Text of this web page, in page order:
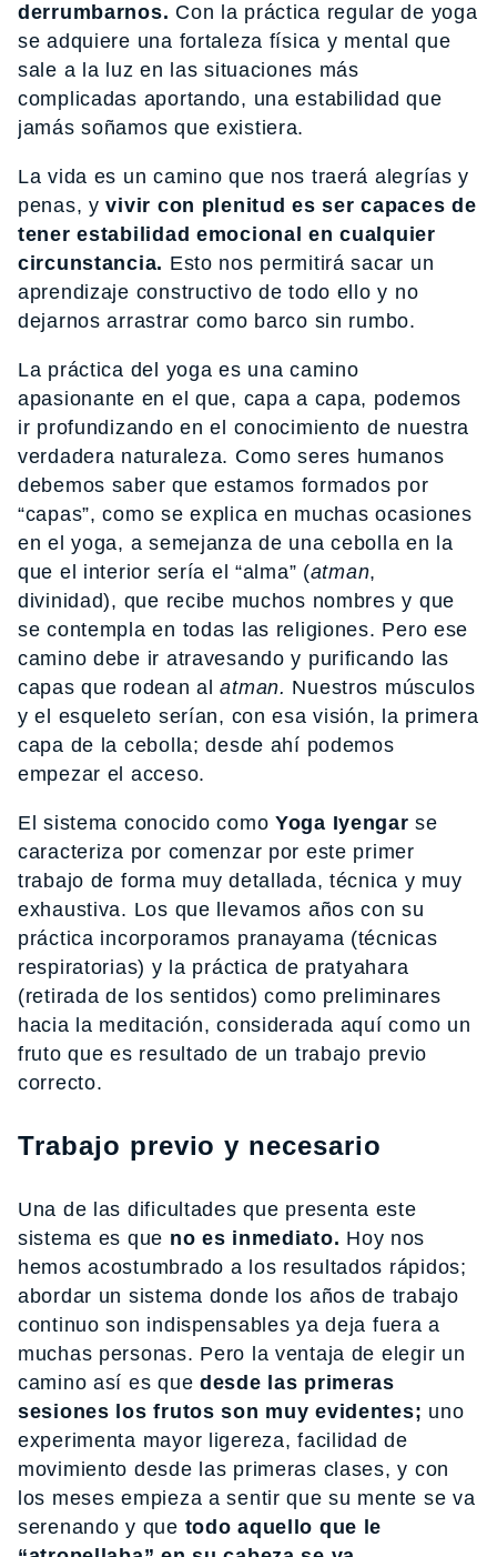
derrumbarnos. Con la práctica regular de yoga
se adquiere una fortaleza física y mental que
sale a la luz en las situaciones más
complicadas aportando, una estabilidad que
jamás soñamos que existiera.
La vida es un camino que nos traerá alegrías y
penas, yvivir con plenitud es ser capaces de
tener estabilidad emocional en cualquier
circunstancia. Esto nos permitirá sacar un
aprendizaje constructivo de todo ello y no
dejarnos arrastrar como barco sin rumbo.
La práctica del yoga es una camino
apasionante en el que, capa a capa, podemos
ir profundizando en el conocimiento de nuestra
verdadera naturaleza. Como seres humanos
debemos saber que estamos formados por
“capas”, como se explica en muchas ocasiones
en el yoga, a semejanza de una cebolla en la
que el interior sería el “alma” (atman,
divinidad), que recibe muchos nombres y que
se contempla en todas las religiones. Pero ese
camino debe ir atravesando y purificando las
capas que rodean alatman. Nuestros músculos
y el esqueleto serían, con esa visión, la primera
capa de la cebolla; desde ahí podemos
empezar el acceso.
El sistema conocido como Yoga Iyengar se
caracteriza por comenzar por este primer
trabajo de forma muy detallada, técnica y muy
exhaustiva. Los que llevamos años con su
práctica incorporamos pranayama (técnicas
respiratorias) y la práctica de pratyahara
(retirada de los sentidos) como preliminares
hacia la meditación, considerada aquí como un
fruto que es resultado de un trabajo previo
correcto.
Trabajo previo y necesario
Una de las dificultades que presenta este
sistema es que no es inmediato. Hoy nos
hemos acostumbrado a los resultados rápidos;
abordar un sistema donde los años de trabajo
continuo son indispensables ya deja fuera a
muchas personas. Pero la ventaja de elegir un
camino así es que desde las primeras
sesiones los frutos son muy evidentes; uno
experimenta mayor ligereza, facilidad de
movimiento desde las primeras clases, y con
los meses empieza a sentir que su mente se va
serenando y que todo aquello que le